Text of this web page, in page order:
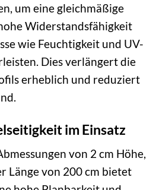
um eine gleichmäßige
Widerstandsfähigkeit
wie Feuchtigkeit und UV-
Dies verlängert die
erheblich und reduziert
im Einsatz
von 2 cm Höhe,
Länge von 200 cm bietet